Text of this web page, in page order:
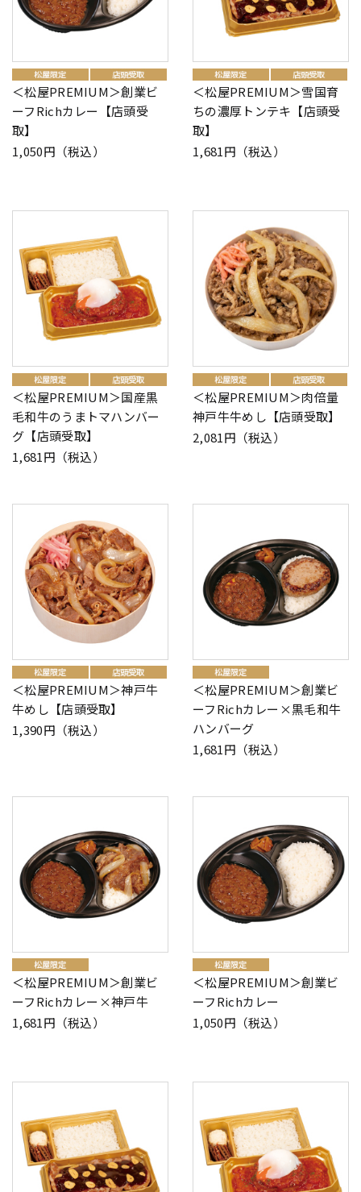
＜松屋PREMIUM＞創業ビ
ーフRichカレー【店頭受
取】
1,050円（税込）
＜松屋PREMIUM＞雪国育
ちの濃厚トンテキ【店頭受
取】
1,681円（税込）
＜松屋PREMIUM＞国産黒
毛和牛のうまトマハンバー
グ【店頭受取】
1,681円（税込）
＜松屋PREMIUM＞肉倍量
神戸牛牛めし【店頭受取】
2,081円（税込）
＜松屋PREMIUM＞神戸牛
牛めし【店頭受取】
1,390円（税込）
＜松屋PREMIUM＞創業ビ
ーフRichカレー×黒毛和牛
ハンバーグ
1,681円（税込）
＜松屋PREMIUM＞創業ビ
ーフRichカレー×神戸牛
1,681円（税込）
＜松屋PREMIUM＞創業ビ
ーフRichカレー
1,050円（税込）